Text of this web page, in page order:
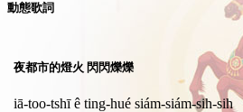
動態歌詞
夜都市的燈火 閃閃爍爍
iā-too-tshī ê ting-hué siám-siám-sih-sih